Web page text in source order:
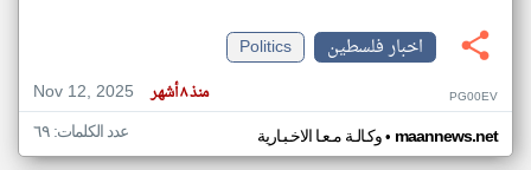
اخبار فلسطين
Politics
Nov 12, 2025
منذ ٨ أشهر PG00EV
وكـالـة مـعـا الاخـبـارية• maannews.net عدد الكلمات: ٦٩